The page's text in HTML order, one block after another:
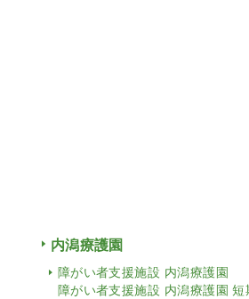
内潟療護園
障がい者支援施設 内潟療護園
障がい者支援施設 内潟療護園 短